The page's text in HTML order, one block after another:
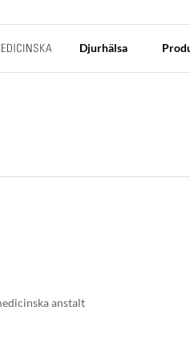
Djurhälsa
anstalt